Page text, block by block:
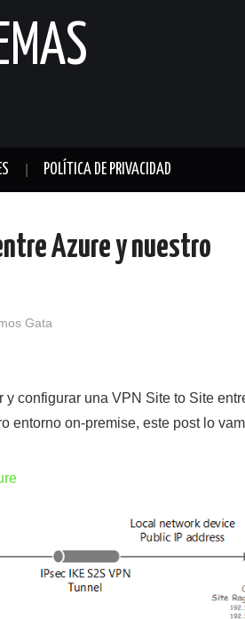
POLÍTICA DE PRIVACIDAD
Azure y nuestro
Gata
configurar una VPN Site to Site
entorno on-premise, este post lo